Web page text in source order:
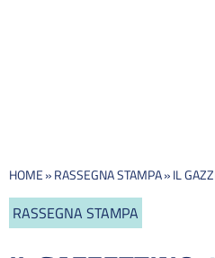
HOME»RASSEGNA STAMPA»IL
RASSEGNA STAMPA